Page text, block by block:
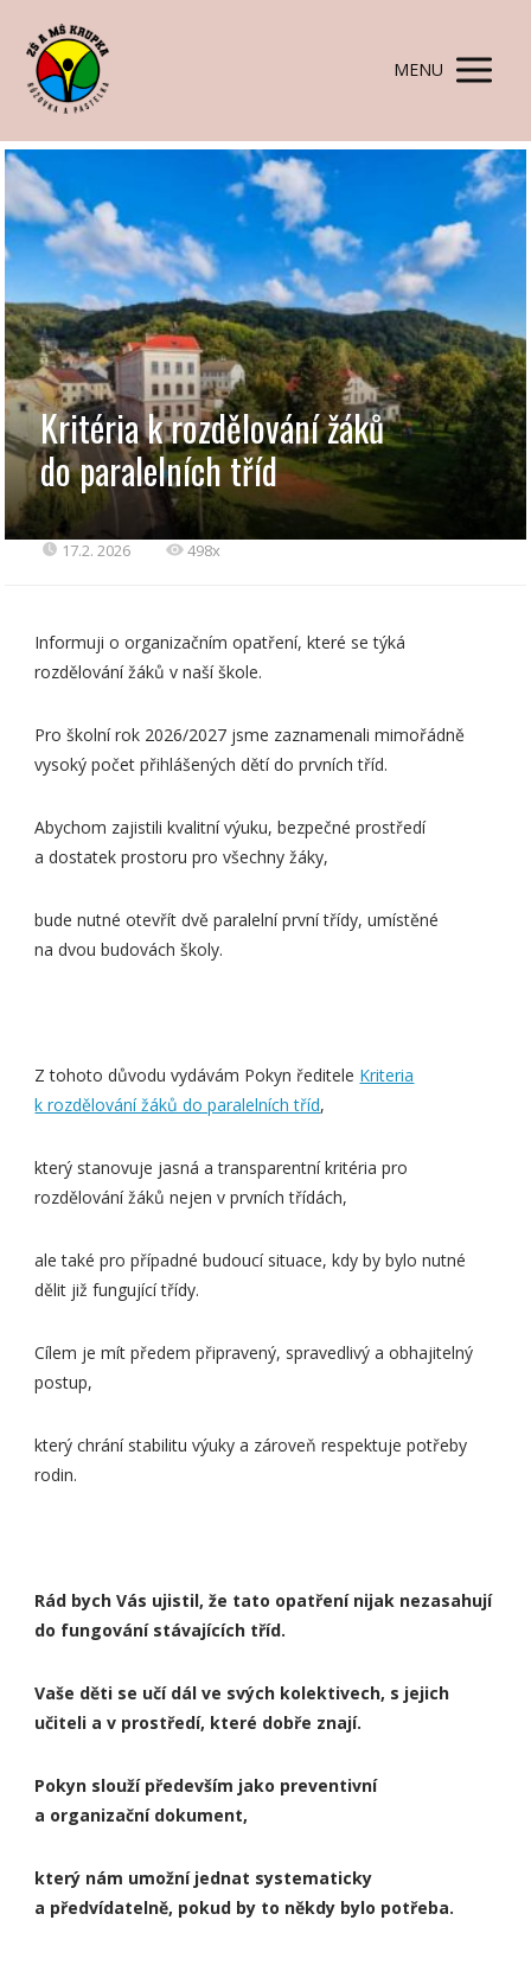
MENU
Kritéria k rozdělování žáků
do paralelních tříd
17.2. 2026 498x
Informuji o organizačním opatření, které se týká
rozdělování žáků v naší škole.
Pro školní rok 2026/2027 jsme zaznamenali mimořádně
vysoký počet přihlášených dětí do prvních tříd.
Abychom zajistili kvalitní výuku, bezpečné prostředí
a dostatek prostoru pro všechny žáky,
bude nutné otevřít dvě paralelní první třídy, umístěné
na dvou budovách školy.
Z tohoto důvodu vydávám Pokyn ředitele Kriteria
k rozdělování žáků do paralelních tříd,
který stanovuje jasná a transparentní kritéria pro
rozdělování žáků nejen v prvních třídách,
ale také pro případné budoucí situace, kdy by bylo nutné
dělit již fungující třídy.
Cílem je mít předem připravený, spravedlivý a obhajitelný
postup,
který chrání stabilitu výuky a zároveň respektuje potřeby
rodin.
Rád bych Vás ujistil, že tato opatření nijak nezasahují
do fungování stávajících tříd.
Vaše děti se učí dál ve svých kolektivech, s jejich
učiteli a v prostředí, které dobře znají.
Pokyn slouží především jako preventivní
a organizační dokument,
který nám umožní jednat systematicky
a předvídatelně, pokud by to někdy bylo potřeba.